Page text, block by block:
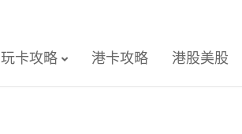
玩卡攻略 港卡攻略 港股美股